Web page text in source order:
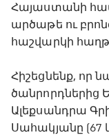
Հայաստանի
արծաթե ու
հաշվարկի
Հիշեցնենք, որ
ծանրորդներից
Ալեքսանդրա
Սահակյանը (67